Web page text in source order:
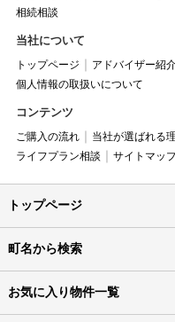
相続相談
当社について
トップページ アドバイザー紹
個人情報の取扱いについて
コンテンツ
ご購入の流れ 当社が選ばれる
ライフプラン相談
サイトマッ
トップページ
町名から検索
お気に入り物件一覧